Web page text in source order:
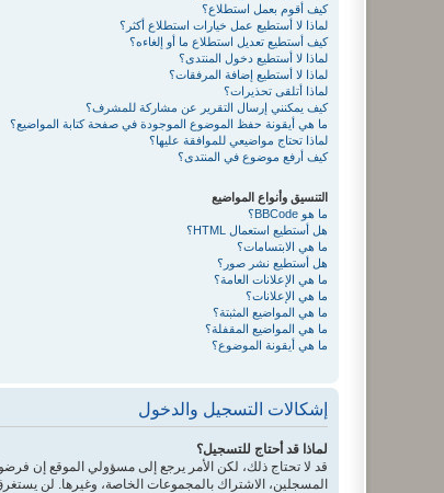
كيف أقوم بعمل استطلاع؟
لماذا لا أستطيع عمل خيارات استطلاع أكثر؟
كيف أستطيع تعديل استطلاع ما أو إلغاءه؟
لماذا لا أستطيع دخول المنتدى؟
لماذا لا أستطيع إضافة المرفقات؟
لماذا أتلقى تحذيرات؟
كيف يمكنني إرسال التقرير عن مشاركة للمشرف؟
ما هي أيقونة حفظ الموضوع الموجودة في صفحة كتابة المواضيع؟
لماذا تحتاج مواضيعي للموافقة عليها؟
كيف أرفع موضوع في المنتدى؟
التنسيق وأنواع المواضيع
ما هو BBCode؟
هل أستطيع استعمال HTML؟
ما هي الابتسامات؟
هل أستطيع نشر صور؟
ما هي الإعلانات العامة؟
ما هي الإعلانات؟
ما هي المواضيع المثبتة؟
ما هي المواضيع المقفلة؟
ما هي أيقونة الموضوع؟
إشكالات التسجيل والدخول
لماذا قد أحتاج للتسجيل؟
قد لا تحتاج ذلك، لكن الأمر يرجع إلى مسؤولي الموقع إن
المسجلين، الاشتراك بالمجموعات الخاصة، وغيرها. لن